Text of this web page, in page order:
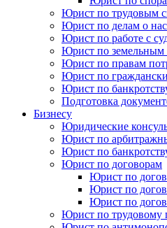
Юрист по трудовым
Юрист по делам о
Юрист по работе с
Юрист по земельным
Юрист по правам
Юрист по
Юрист по
Подготовка
Бизнесу
Юридические
Юрист по
Юрист по
Юрист по договорам
Юрист по
Юрист по
Юрист по
Юрист по трудовому